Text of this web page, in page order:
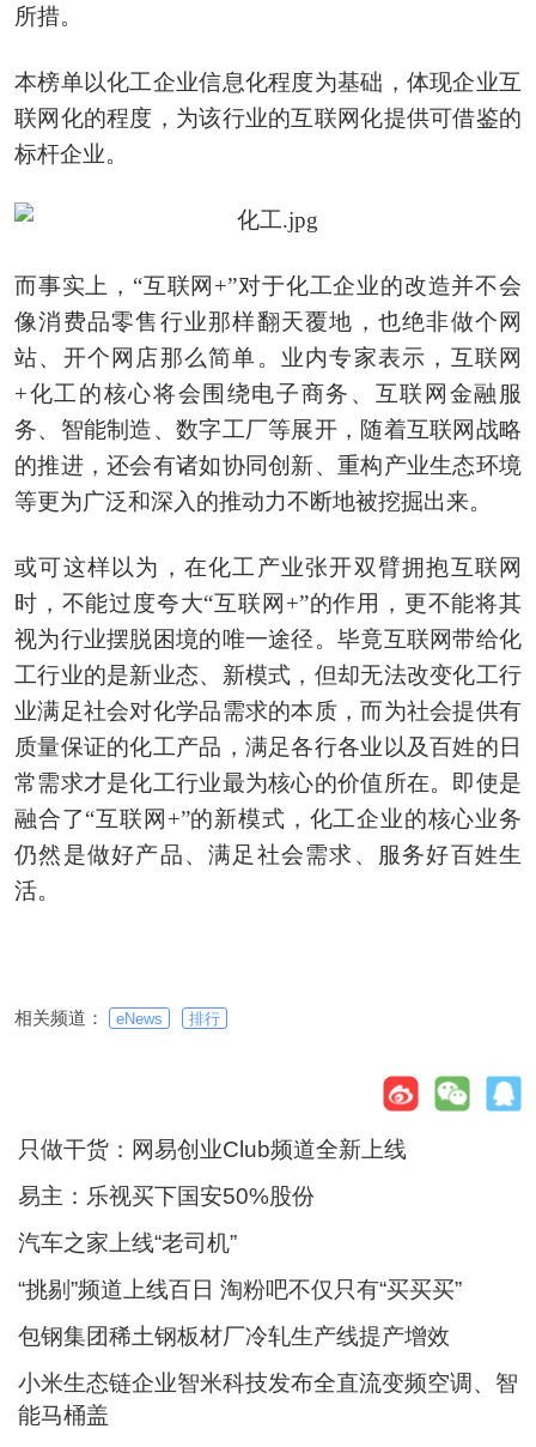
所措。
本榜单以化工企业信息化程度为基础，体现企业互
联网化的程度，为该行业的互联网化提供可借鉴的
标杆企业。
而事实上，“互联网+”对于化工企业的改造并不会
像消费品零售行业那样翻天覆地，也绝非做个网
站、开个网店那么简单。业内专家表示，互联网
+化工的核心将会围绕电子商务、互联网金融服
务、智能制造、数字工厂等展开，随着互联网战略
的推进，还会有诸如协同创新、重构产业生态环境
等更为广泛和深入的推动力不断地被挖掘出来。
或可这样以为，在化工产业张开双臂拥抱互联网
时，不能过度夸大“互联网+”的作用，更不能将其
视为行业摆脱困境的唯一途径。毕竟互联网带给化
工行业的是新业态、新模式，但却无法改变化工行
业满足社会对化学品需求的本质，而为社会提供有
质量保证的化工产品，满足各行各业以及百姓的日
常需求才是化工行业最为核心的价值所在。即使是
融合了“互联网+”的新模式，化工企业的核心业务
仍然是做好产品、满足社会需求、服务好百姓生
活。
相关频道： eNews 排行
只做干货：网易创业Club频道全新上线
易主：乐视买下国安50%股份
汽车之家上线“老司机”
“挑剔”频道上线百日 淘粉吧不仅只有“买买买”
包钢集团稀土钢板材厂冷轧生产线提产增效
小米生态链企业智米科技发布全直流变频空调、智
能马桶盖